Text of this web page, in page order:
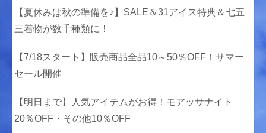
【夏休みは秋の準備を♪】SALE＆31アイス特典＆七五
三着物が数千種類に！
【7/18スタート】販売商品全品10～50％OFF！サマー
セール開催
【明日まで】人気アイテムがお得！モアッサナイト
20％OFF・その他10％OFF